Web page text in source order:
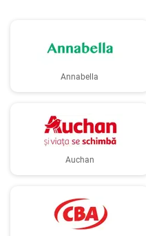
Annabella
Auchan